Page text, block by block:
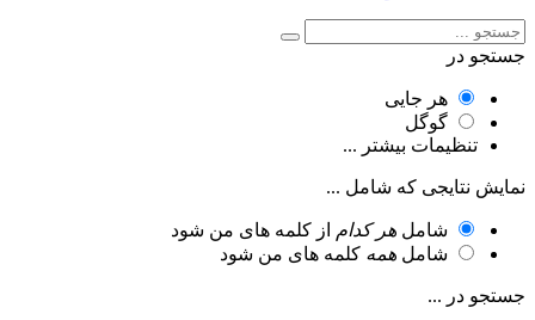
جستجو در
هر جایی
گوگل
تنظیمات بیشتر ...
نمایش نتایجی که شامل ...
شامل هر کدام از کلمه های من شود
شامل همه کلمه های من شود
جستجو در ...